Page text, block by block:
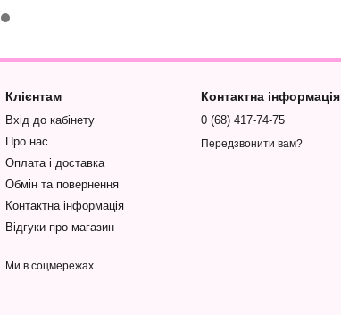
Клієнтам
Вхід до кабінету
Про нас
Оплата і доставка
Обмін та повернення
Контактна інформація
Відгуки про магазин
Ми в соцмережах
Контактна інформація
0 (68) 417-74-75
Передзвонити вам?